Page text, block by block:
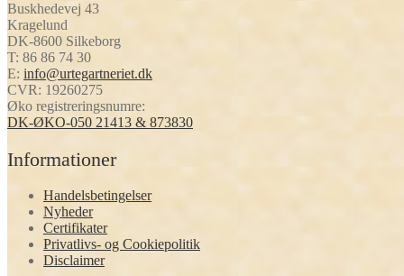
Buskhedevej 43
Kragelund
DK-8600 Silkeborg
T: 86 86 74 30
E: info@urtegartneriet.dk
CVR: 19260275
Øko registreringsnumre:
DK-ØKO-050 21413 & 873830
Informationer
Handelsbetingelser
Nyheder
Certifikater
Privatlivs- og Cookiepolitik
Disclaimer